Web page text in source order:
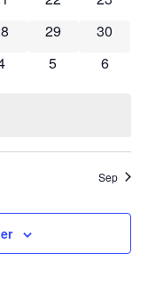
0 évènements
29 0
30
évènements0 évènements
5 0
6
Sep